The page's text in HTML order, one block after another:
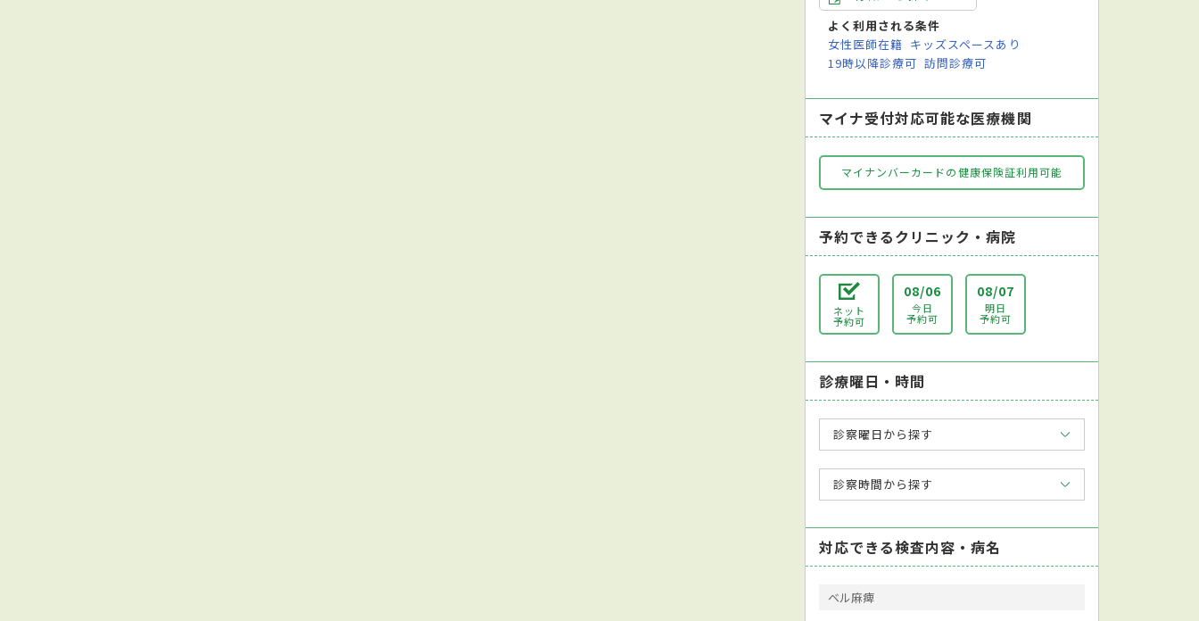
よく利用される条件
女性医師在籍 キッズスペースあり
19時以降診療可 訪問診療可
マイナ受付対応可能な医療機関
マイナンバーカードの健康保険証利用可能
予約できるクリニック・病院
ネット
予約可
08/06
今日
予約可
08/07
明日
予約可
診療曜日・時間
診察曜日から探す
診察時間から探す
対応できる検査内容・病名
ベル麻痺